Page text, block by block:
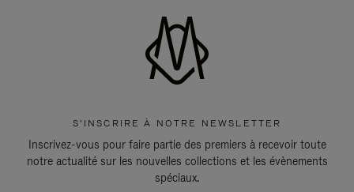
S'INSCRIRE À NOTRE NEWSLETTER
Inscrivez-vous pour faire partie des premiers à recevoir toute
notre actualité sur les nouvelles collections et les évènements
spéciaux.